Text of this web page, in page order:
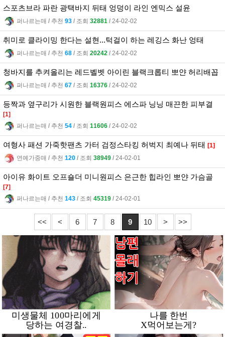
스포츠브라 파란 광택바지 뒤태 엉덩이 라인 엔믹스 설윤
퍼나르는매 l 추천 93 l 조회 32881 l 24-02-02
취미로 클라이밍 한다는 설현...턱걸이 하는 레깅스 화난 엉태
퍼나르는매 l 추천 68 l 조회 20242 l 24-02-02
청바지를 추켜올리는 레드벨벳 아이린 블랙크롭티 뽀얀 허리배꼽
퍼나르는매 l 추천 67 l 조회 16376 l 24-02-02
등짝과 옆구리가 시원한 블랙원피스 에스파 닝닝 매끈한 피부결
[1]
퍼나르는매 l 추천 54 l 조회 11606 l 24-02-02
여형사 패션 가죽핫팬츠 가터 검정스타킹 허벅지 최예나 뒤태 [1]
연예가중매 l 추천 120 l 조회 38949 l 24-02-01
아이유 화이트 오프숄더 미니원피스 은근한 힙라인 뽀얀 가슴골
[7]
퍼나르는매 l 추천 143 l 조회 45319 l 24-02-01
<< < 6 7 8 9 10 > >>